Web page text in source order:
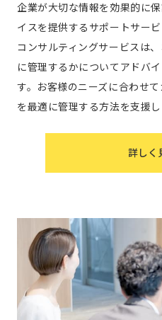
企業が大切な情報を効果的に
イスを提供するサポートサービ
コンサルティングサービスは
に管理するかについてアドバ
す。お客様のニーズに合わせ
を最適に管理する方法を支援し
詳しく